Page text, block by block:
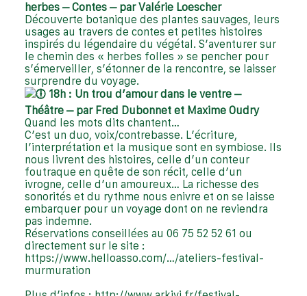
herbes – Contes – par Valérie Loescher
Découverte botanique des plantes sauvages, leurs
usages au travers de contes et petites histoires
inspirés du légendaire du végétal. S’aventurer sur
le chemin des « herbes folles » se pencher pour
s’émerveiller, s’étonner de la rencontre, se laisser
surprendre du voyage.
18h : Un trou d’amour dans le ventre –
Théâtre – par Fred Dubonnet et Maxime Oudry
Quand les mots dits chantent…
C’est un duo, voix/contrebasse. L’écriture,
l’interprétation et la musique sont en symbiose. Ils
nous livrent des histoires, celle d’un conteur
foutraque en quête de son récit, celle d’un
ivrogne, celle d’un amoureux… La richesse des
sonorités et du rythme nous enivre et on se laisse
embarquer pour un voyage dont on ne reviendra
pas indemne.
Réservations conseillées au 06 75 52 52 61 ou
directement sur le site :
https://www.helloasso.com/…/ateliers-festival-
murmuration